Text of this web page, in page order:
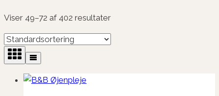
Viser 49–72 af 402 resultater